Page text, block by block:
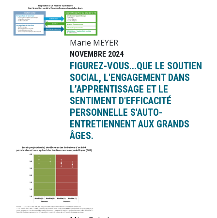
Image
Marie MEYER
NOVEMBRE 2024
FIGUREZ-VOUS...QUE LE SOUTIEN
SOCIAL, L'ENGAGEMENT DANS
L’APPRENTISSAGE ET LE
SENTIMENT D'EFFICACITÉ
PERSONNELLE S'AUTO-
ENTRETIENNENT AUX GRANDS
ÂGES.
Image